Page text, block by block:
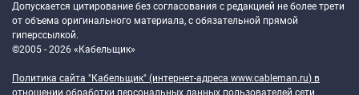
Допускается цитирование без согласования с редакцией не более трети
от объема оригинального материала, с обязательной прямой
гиперссылкой.
©2005 - 2026 «Кабельщик»
Политика сайта "Кабельщик" (интернет-адреса www.cableman.ru) в
отношении обработки персональных данных пользователей сети